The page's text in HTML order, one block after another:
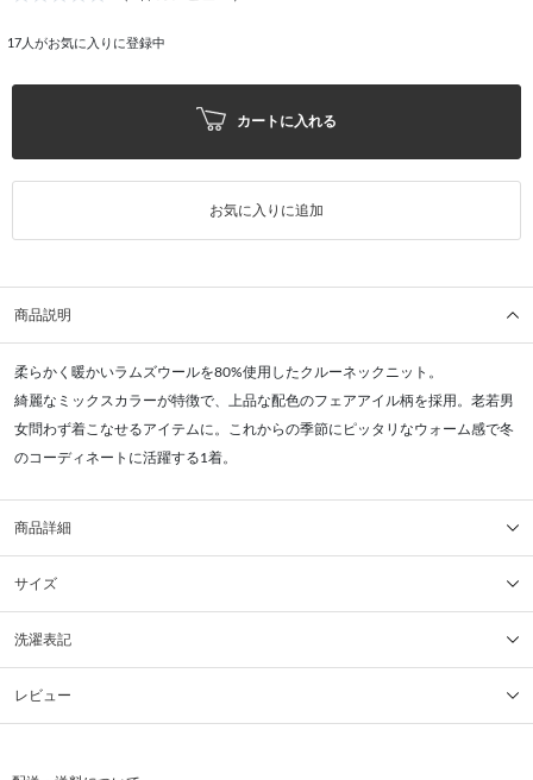
17 人がお気に入りに登録中
カートに入れる
お気に入りに追加
商品説明
柔らかく暖かいラムズウールを80%使用したクルーネックニット。
綺麗なミックスカラーが特徴で、上品な配色のフェアアイル柄を採用。老若男
女問わず着こなせるアイテムに。これからの季節にピッタリなウォーム感で冬
のコーディネートに活躍する1着。
商品詳細
サイズ
洗濯表記
レビュー